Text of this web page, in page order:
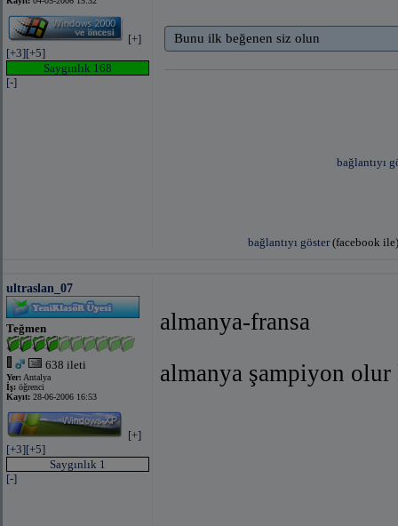
[+]
[+3][+5]
Saygınlık 168
[-]
Bunu ilk beğenen siz olun
bağlantıyı
bağlantıyı göster(facebook
ultraslan_07
Teğmen
638 ileti
Yer: Antalya
İş: öğrenci
Kayıt: 28-06-2006 16:53
[+]
[+3][+5]
Saygınlık 1
[-]
almanya-fransa
almanya şampiyon olur